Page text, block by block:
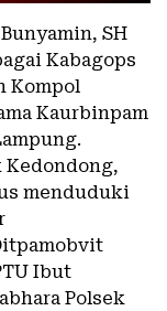
SH
Kabagops
Kompol
Kaurbinpam
Kedondong,
menduduki
Ibut
Polsek